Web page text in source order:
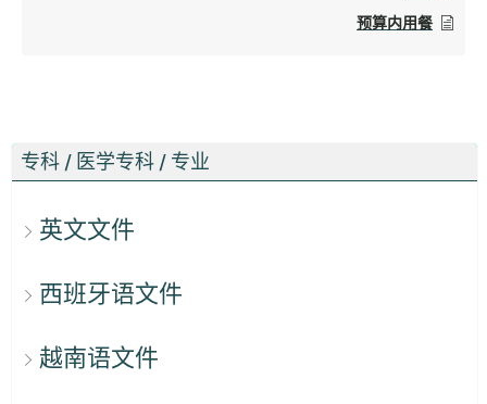
专科 / 医学专科 / 专业
英文文件
西班牙语文件
越南语文件
预算内用餐